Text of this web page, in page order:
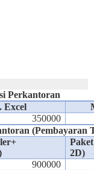
Perkantoran
Excel
350000
(Pembayaran
2D)
900000